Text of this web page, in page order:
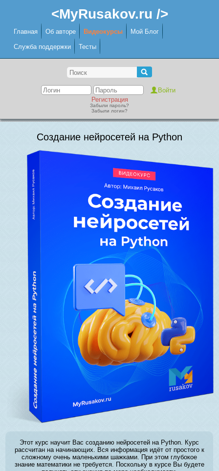
<MyRusakov.ru />
Главная Об авторе Видеокурсы Мой Блог
Служба поддержки Тесты
Регистрация
Забыли пароль?
Забыли логин?
Создание нейросетей на Python
Этот курс научит Вас созданию нейросетей на Python. Курс
рассчитан на начинающих. Вся информация идёт от простого к
сложному очень маленькими шажками. При этом глубокое
знание математики не требуется. Поскольку в курсе Вы будете